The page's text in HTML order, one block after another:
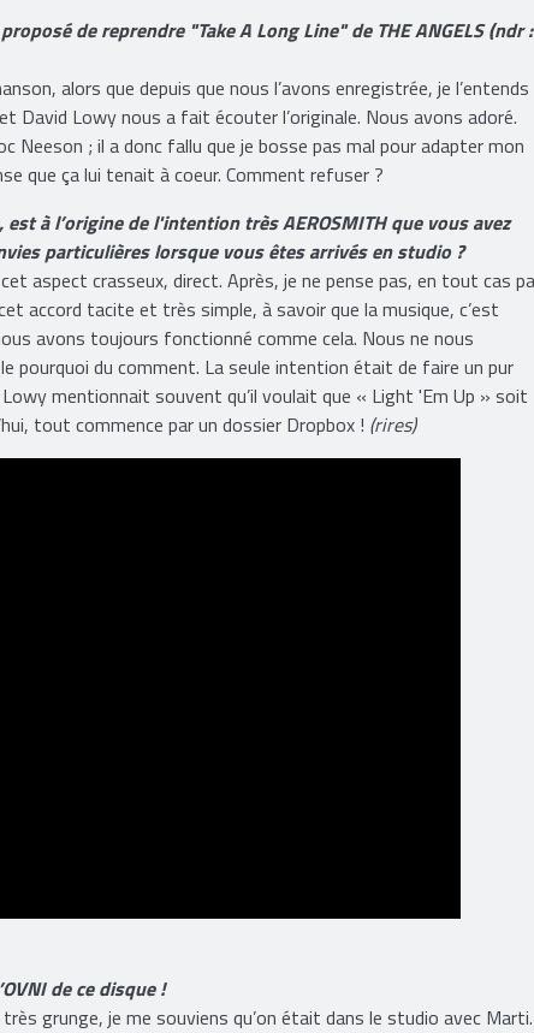
de reprendre "Take A Long Line" de THE ANGELS (ndr :
alors que depuis que nous l’avons enregistrée, je l’entends
David Lowy nous a fait écouter l’originale. Nous avons adoré.
que ça lui tenait à coeur. Comment refuser ?
à l’origine de l'intention très AEROSMITH que vous avez
particulières lorsque vous êtes arrivés en studio ?
aspect crasseux, direct. Après, je ne pense pas, en tout cas pas
accord tacite et très simple, à savoir que la musique, c’est
avons toujours fonctionné comme cela. Nous ne nous
du comment. La seule intention était de faire un pur
mentionnait souvent qu’il voulait que « Light 'Em Up » soit